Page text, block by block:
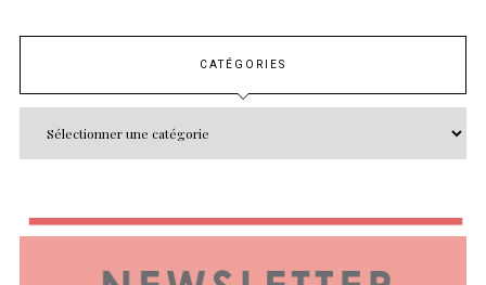
CATÉGORIES